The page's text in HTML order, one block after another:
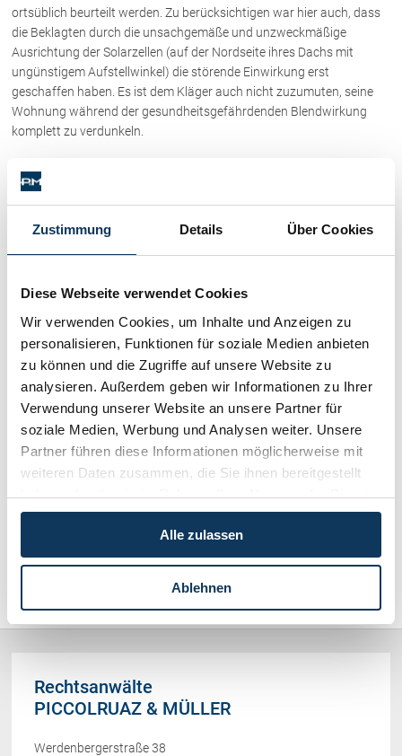
Zustimmung Details Über Cookies
Diese Webseite verwendet Cookies
Wir verwenden Cookies, um Inhalte und Anzeigen zu
personalisieren, Funktionen für soziale Medien anbieten
zu können und die Zugriffe auf unsere Website zu
analysieren. Außerdem geben wir Informationen zu Ihrer
Verwendung unserer Website an unsere Partner für
soziale Medien, Werbung und Analysen weiter. Unsere
Partner führen diese Informationen möglicherweise mit
weiteren Daten zusammen, die Sie ihnen bereitgestellt
haben oder die sie im Rahmen Ihrer Nutzung der Dienste
gesammelt haben.
Alle zulassen
Ablehnen
FAQ
Unternehmensnachfolge in der
Familie
Wichtige Vertragsklauseln bei Kauf-
und Übergabeverträgen
Check dein Recht/Erbrecht
Checklisten: Haus-, Wohnungs- und
Grundstückkauf
Checkliste: Immobilienertragssteuer
Checkliste: Mietvertrag
Person
Kontakt
ortsüblich beurteilt werden. Zu berücksichtigen war hier auch, dass
die Beklagten durch die unsachgemäße und unzweckmäßige
Ausrichtung der Solarzellen (auf der Nordseite ihres Dachs mit
ungünstigem Aufstellwinkel) die störende Einwirkung erst
geschaffen haben. Es ist dem Kläger auch nicht zuzumuten, seine
Wohnung während der gesundheitsgefährdenden Blendwirkung
komplett zu verdunkeln.
(obiger Text teilweise oder gänzlich aus der vom OGH
Kategorien:Immobilienrecht / Mietrecht / Ferienwohnungen
Kategorien
Immobilienrecht / Mietrecht / Ferienwohnungen (268)
Skirecht / Sportrecht (103)
Wirtschaftsrecht / Gesellschaftsrecht (382)
Schadenersatz / Schmerzensgeld / Gewährleistung (417)
Familienrecht / Eherecht / Erbrecht (169)
Rechtsanwälte
PICCOLRUAZ & MÜLLER
Werdenbergerstraße 38